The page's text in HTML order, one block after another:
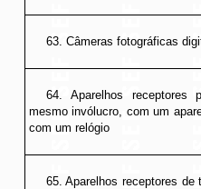
63. Câmeras fotográficas
64. Aparelhos receptores
mesmo invólucro, com um
com um relógio
65. Aparelhos receptores de